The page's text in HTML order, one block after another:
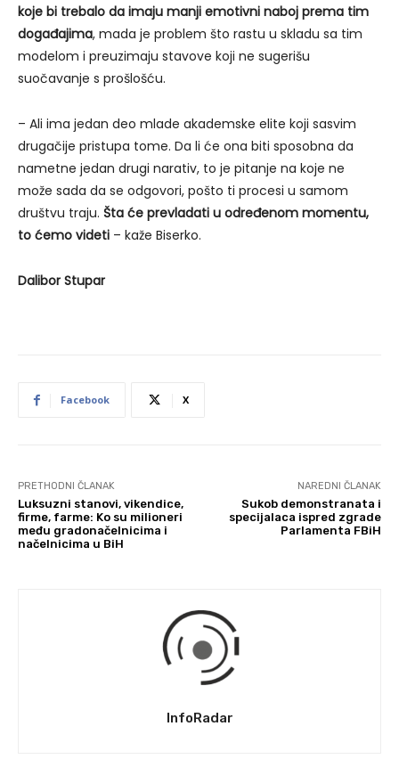
koje bi trebalo da imaju manji emotivni naboj prema tim
događajima, mada je problem što rastu u skladu sa tim
modelom i preuzimaju stavove koji ne sugerišu
suočavanje s prošlošću.
– Ali ima jedan deo mlade akademske elite koji sasvim
drugačije pristupa tome. Da li će ona biti sposobna da
nametne jedan drugi narativ, to je pitanje na koje ne
može sada da se odgovori, pošto ti procesi u samom
društvu traju. Šta će prevladati u određenom momentu,
to ćemo videti – kaže Biserko.
Dalibor Stupar
Facebook X
PRETHODNI ČLANAK
Luksuzni stanovi, vikendice,
firme, farme: Ko su milioneri
među gradonačelnicima i
načelnicima u BiH
NAREDNI ČLANAK
Sukob demonstranata i
specijalaca ispred zgrade
Parlamenta FBiH
InfoRadar